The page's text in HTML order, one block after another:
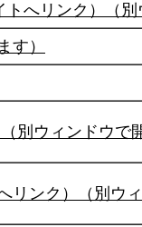
へリンク）（別
す）
別ウィンドウで
ンク）（別ウ